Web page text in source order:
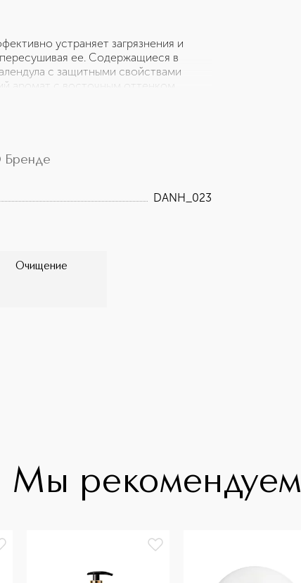
устраняет загрязнения и
ее. Содержащиеся в
с защитными свойствами
аромат с восточным оттенком
DANH_023
Очищение
Мы рекомендуем